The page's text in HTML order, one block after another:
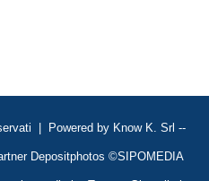
| Powered by Know K. Srl --
Depositphotos ©SIPOMEDIA